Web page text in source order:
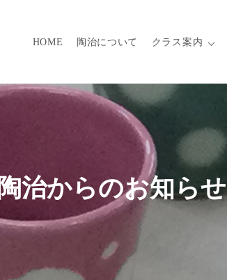
HOME 陶治について クラス案内
陶治からのお知らせ